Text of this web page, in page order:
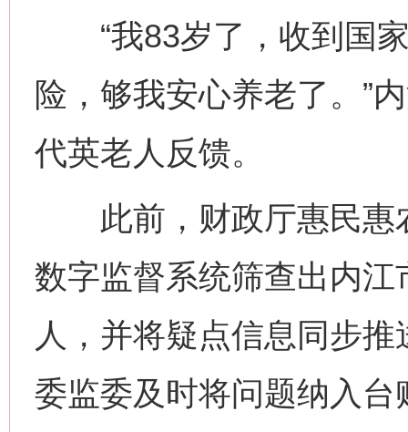
“我83岁了，收到国家
险，够我安心养老了。”
代英老人反馈。
此前，财政厅惠民惠
数字监督系统筛查出内
人，并将疑点信息同步
委监委及时将问题纳入